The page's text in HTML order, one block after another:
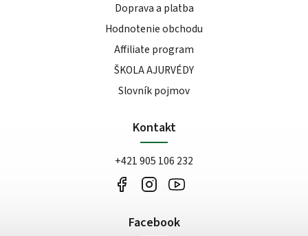
Doprava a platba
Hodnotenie obchodu
Affiliate program
ŠKOLA AJURVÉDY
Slovník pojmov
Kontakt
+421 905 106 232
Facebook